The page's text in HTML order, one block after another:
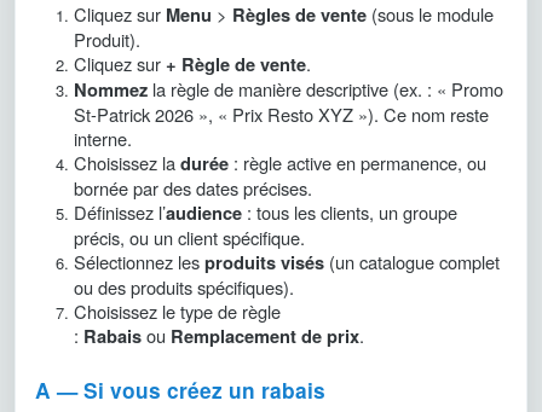
Cliquez sur Menu > Règles de vente (sous le module
Produit).
Cliquez sur+ Règle de vente.
Nommez la règle de manière descriptive (ex. : « Promo
St-Patrick 2026 », « Prix Resto XYZ »). Ce nom reste
interne.
Choisissez ladurée : règle active en permanence, ou
bornée par des dates précises.
Définissez l’audience : tous les clients, un groupe
précis, ou un client spécifique.
Sélectionnez lesproduits visés (un catalogue complet
ou des produits spécifiques).
Choisissez le type de règle
: Rabaisou Remplacement de prix.
A — Si vous créez un rabais